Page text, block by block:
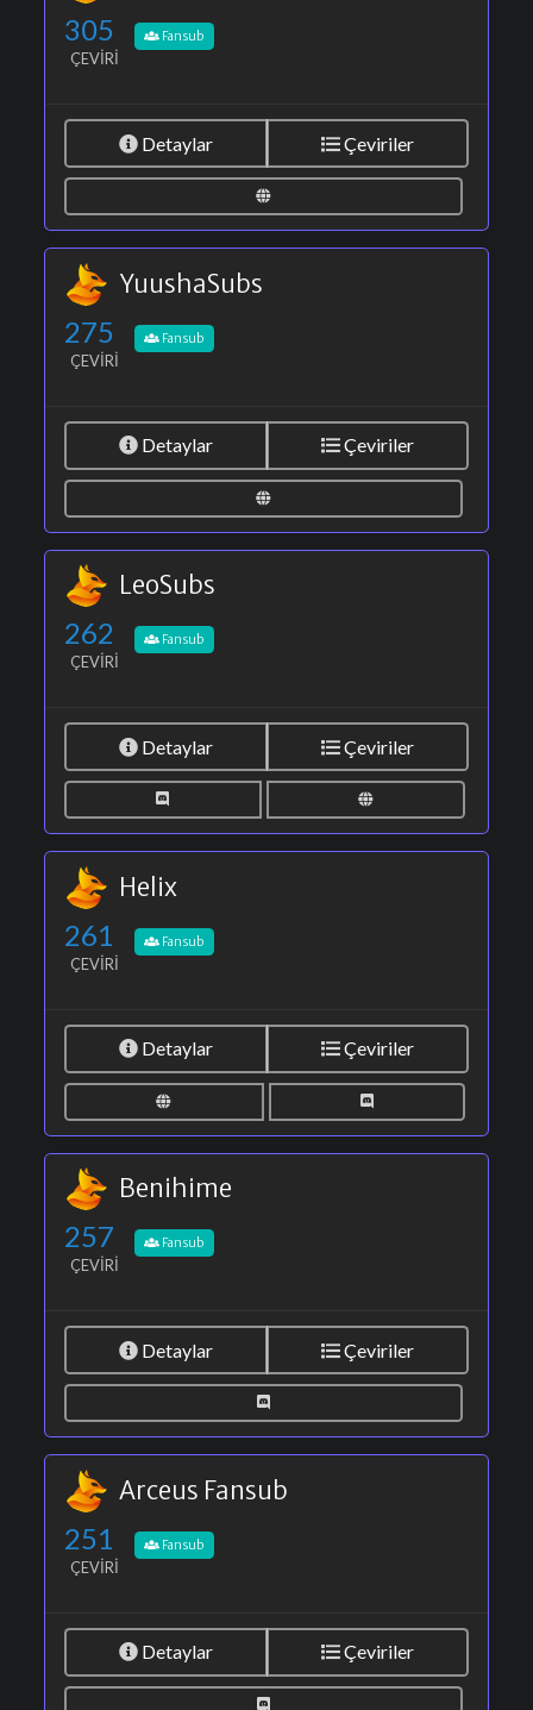
305
ÇEVIRI
Fansub
Detaylar Çeviriler
YuushaSubs
275
ÇEVIRI
Fansub
Detaylar Çeviriler
LeoSubs
262
ÇEVIRI
Fansub
Detaylar Çeviriler
Helix
261
ÇEVIRI
Fansub
Detaylar Çeviriler
Benihime
257
ÇEVIRI
Fansub
Detaylar Çeviriler
Arceus Fansub
251
ÇEVIRI
Fansub
Detaylar Çeviriler